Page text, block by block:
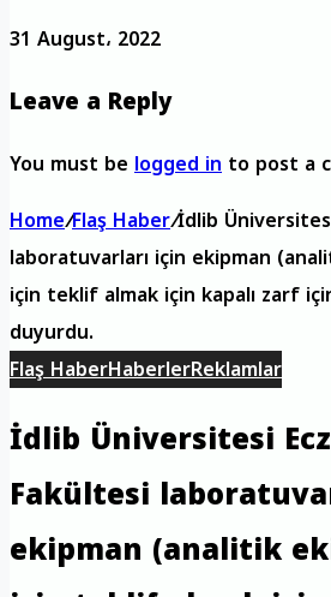
31 August، 2022
Leave a Reply
You must belogged into post a
Home/Flaş Haber/İdlib
laboratuvarları için ekipman
için teklif almak için kapalı zarf
duyurdu.
Flaş HaberHaberlerReklamlar
İdlib Üniversitesi
Fakültesi
ekipman (analitik